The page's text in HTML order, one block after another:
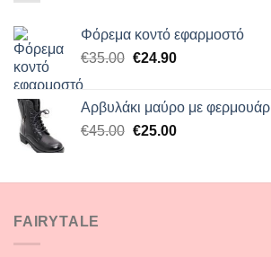
Φόρεμα κοντό εφαρμοστό
€35.00 Original
€35.00.
€24.90Η
είναι:
€24.90.
Αρβυλάκι μαύρο με φερμουάρ
€45.00 Original
€45.00.
€25.00Η
είναι:
FAIRYTALE